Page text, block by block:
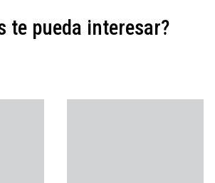
te pueda interesar?